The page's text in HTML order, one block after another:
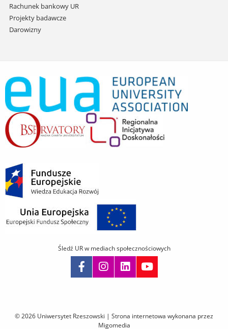
Rachunek bankowy UR
Projekty badawcze
Darowizny
© 2026 Uniwersytet Rzeszowski | Strona internetowa wykonana przez
Migomedia
Śledź UR w mediach społecznościowych
i
przejdź